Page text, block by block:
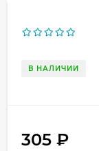
В НАЛИЧИИ
305 ₽